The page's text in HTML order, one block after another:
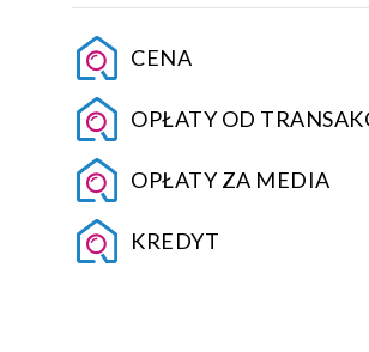
CENA
OPŁATY OD
OPŁATY ZA MEDIA
KREDYT